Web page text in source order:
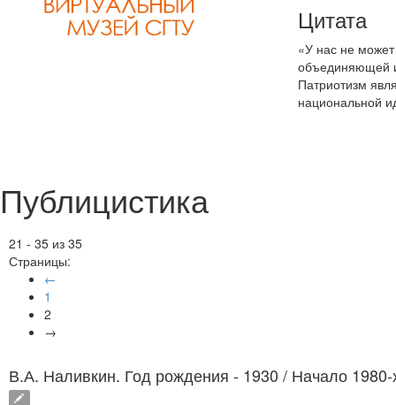
Цитата
«У нас не может
объединяющей
Патриотизм
национальной
Публицистика
21 - 35 из 35
Страницы:
←
1
2
→
В.А. Наливкин. Год рождения - 1930 / Начало 1980-